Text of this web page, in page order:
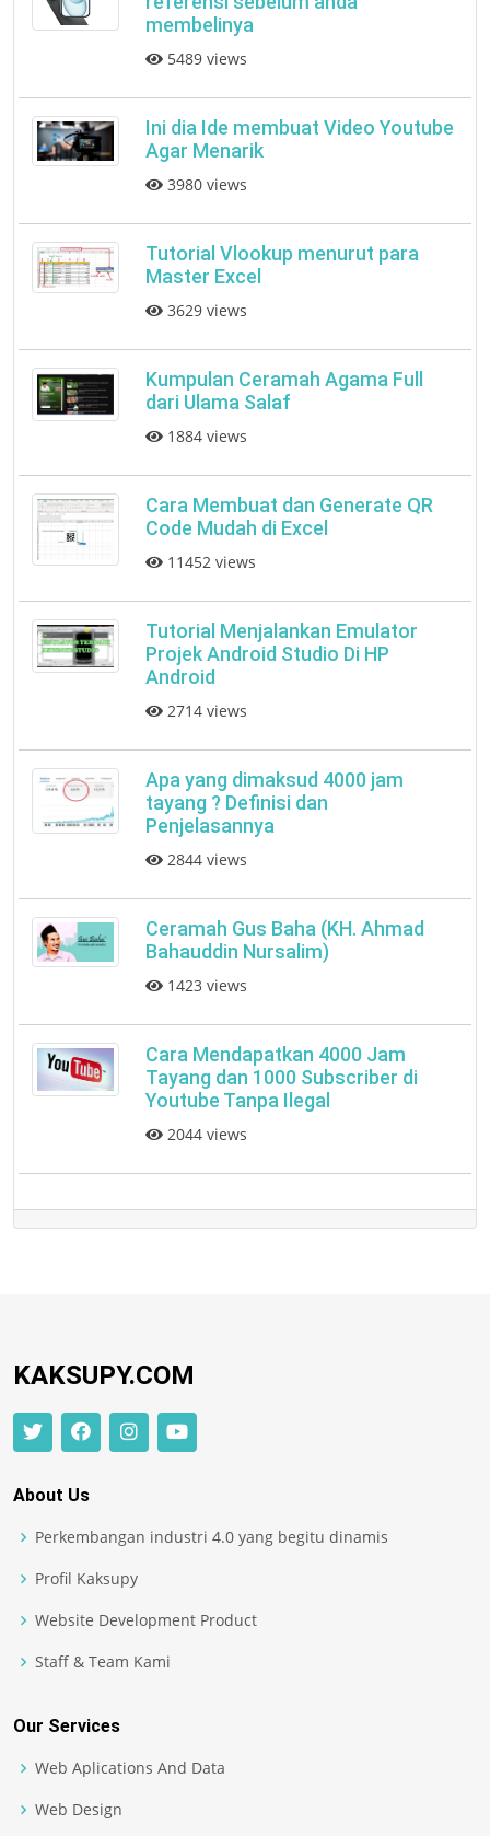
membelinya
5489 views
Ini dia Ide membuat Video Youtube
Agar Menarik
3980 views
Tutorial Vlookup menurut para
Master Excel
3629 views
Kumpulan Ceramah Agama Full
dari Ulama Salaf
1884 views
Cara Membuat dan Generate QR
Code Mudah di Excel
11452 views
Tutorial Menjalankan Emulator
Projek Android Studio Di HP
Android
2714 views
Apa yang dimaksud 4000 jam
tayang ? Definisi dan
Penjelasannya
2844 views
Ceramah Gus Baha (KH. Ahmad
Bahauddin Nursalim)
1423 views
Cara Mendapatkan 4000 Jam
Tayang dan 1000 Subscriber di
Youtube Tanpa Ilegal
2044 views
KAKSUPY.COM
About Us
Perkembangan industri 4.0 yang begitu dinamis
Profil Kaksupy
Website Development Product
Staff & Team Kami
Our Services
Web Aplications And Data
Web Design